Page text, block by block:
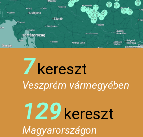
7kereszt
Veszprém vármegyében
129kereszt
Magyarországon